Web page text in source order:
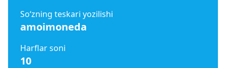
So‘zning teskari yozilishi
amoimoneda
Harflar soni
10